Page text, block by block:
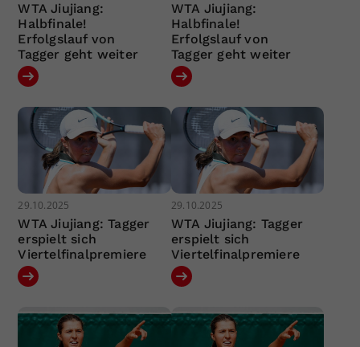
WTA Jiujiang:
Halbfinale!
Erfolgslauf von
Tagger geht weiter
WTA Jiujiang:
Halbfinale!
Erfolgslauf von
Tagger geht weiter
29.10.2025
WTA Jiujiang: Tagger
erspielt sich
Viertelfinalpremiere
29.10.2025
WTA Jiujiang: Tagger
erspielt sich
Viertelfinalpremiere